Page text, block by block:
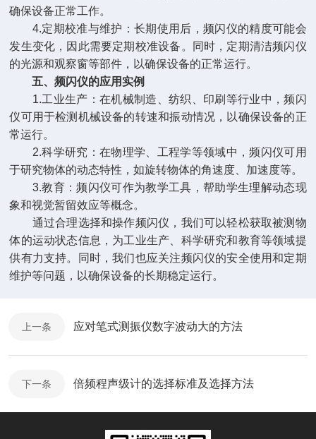
确保设备正常工作。
4.定期校准与维护：长期使用后，频闪仪的精度可能会
发生变化，因此需要定期校准设备。同时，定期清洁频闪仪
的光源和观察窗等部件，以确保设备的正常运行。
五、频闪仪的应用实例
1.工业生产：在机械制造、纺织、印刷等行业中，频闪
仪可用于检测机械设备的转速和振动情况，以确保设备的正
常运行。
2.科学研究：在物理学、工程学等领域中，频闪仪可用
于研究物体的动态特性，如旋转物体的角速度、加速度等。
3.教育：频闪仪可作为教学工具，帮助学生理解动态现
象和视觉暂留效应等概念。
通过合理选择和操作频闪仪，我们可以轻松获取被测物
体的运动状态信息，为工业生产、科学研究和教育等领域提
供有力支持。同时，我们也应关注频闪仪的安全使用和定期
维护等问题，以确保设备的长期稳定运行。
上一条 应对笔式测振仪数字波动大的方法
下一条 倍频程声级计的选择标准及选择方法